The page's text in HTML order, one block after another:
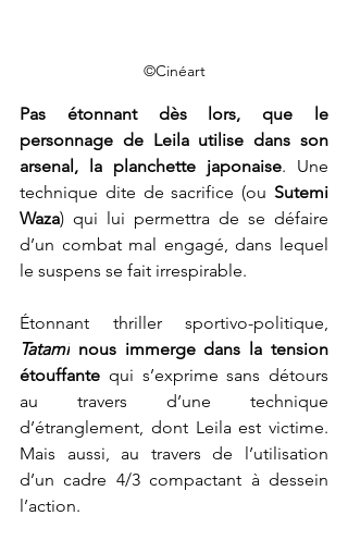
©Cinéart
Pas étonnant dès lors, que le
personnage de Leila utilise dans son
arsenal, la planchette japonaise. Une
technique dite de sacrifice (ou Sutemi
Waza) qui lui permettra de se défaire
d’un combat mal engagé, dans lequel
le suspens se fait irrespirable.
Tatami nous immerge dans la tension
étouffante qui s’exprime sans détours
au travers d’une technique
d’étranglement, dont Leila est victime.
Mais aussi, au travers de l’utilisation
d’un cadre 4/3 compactant à dessein
l’action.